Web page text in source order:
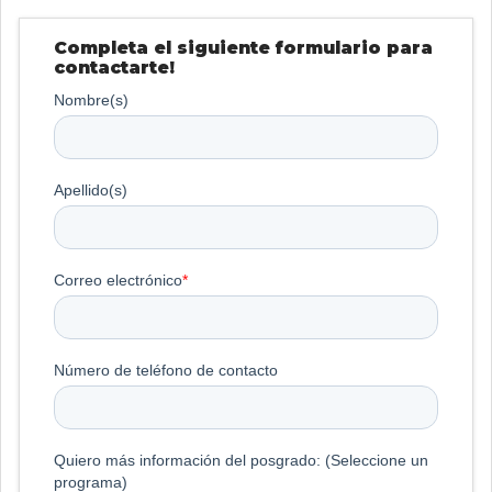
Completa el siguiente formulario para
contactarte!